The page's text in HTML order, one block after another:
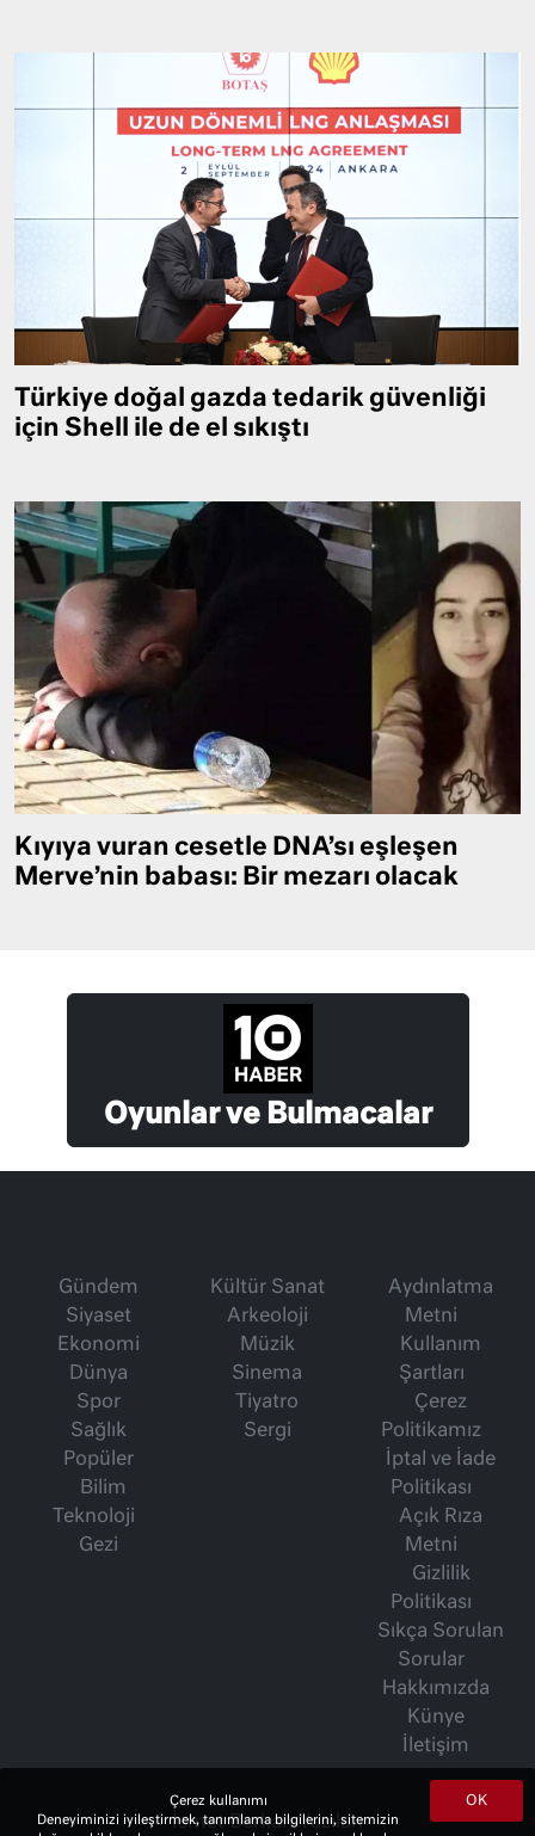
Türkiye doğal gazda tedarik güvenliği
için Shell ile de el sıkıştı
Kıyıya vuran cesetle DNA’sı eşleşen
Merve’nin babası: Bir mezarı olacak
Oyunlar ve Bulmacalar
Gündem
Siyaset
Ekonomi
Dünya
Spor
Sağlık
Popüler
Bilim
Teknoloji
Gezi
Kültür Sanat
Arkeoloji
Müzik
Sinema
Tiyatro
Sergi
Aydınlatma
Metni
Kullanım
Şartları
Çerez
Politikamız
İptal ve İade
Politikası
Açık Rıza
Metni
Gizlilik
Politikası
Sıkça Sorulan
Sorular
Hakkımızda
Künye
İletişim
İsmet Berkan Yazıları
OK
Çerez kullanımı
Deneyiminizi iyileştirmek, tanımlama bilgilerini, sitemizin